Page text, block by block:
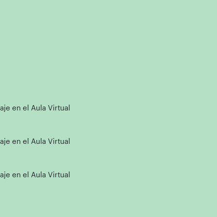
en el Aula Virtual
en el Aula Virtual
en el Aula Virtual